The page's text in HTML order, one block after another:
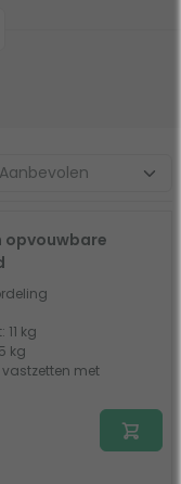
stranddag!
opvouwbare
kg
kg
met